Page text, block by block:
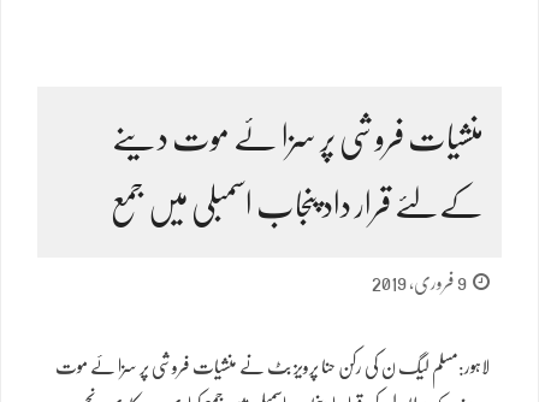
منشیات فروشی پر سزا ئے موت دینے
کےلئے قرار داد پنجاب اسمبلی میں جمع
9 فروری, 2019
لاہور:مسلم لیگ ن کی رکن حنا پرویز بٹ نے منشیات فروشی پر سزا ئے موت